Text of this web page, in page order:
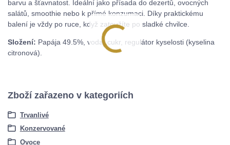
barvu a šťavnatost. Ideální jako přísada do dezertů, ovocných
salátů, smoothie nebo k přímé konzumaci. Díky praktickému
balení je vždy po ruce, když zatoužíte po sladké chvilce.
Složení: Papája 49.5%, voda, cukr, regulátor kyselosti (kyselina
citronová).
Zboží zařazeno v kategoriích
Trvanlivé
Konzervované
Ovoce